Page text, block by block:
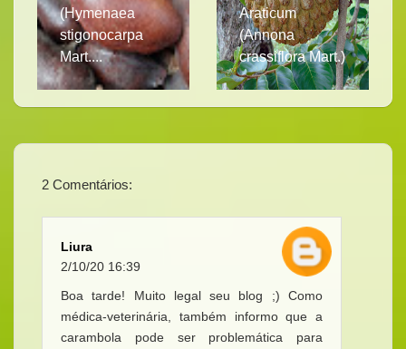
(Hymenaea
stigonocarpa
Mart....
Araticum
(Annona
crassiflora Mart.)
2 Comentários:
Liura
2/10/20 16:39
Boa tarde! Muito legal seu blog ;) Como
médica-veterinária, também informo que a
carambola pode ser problemática para